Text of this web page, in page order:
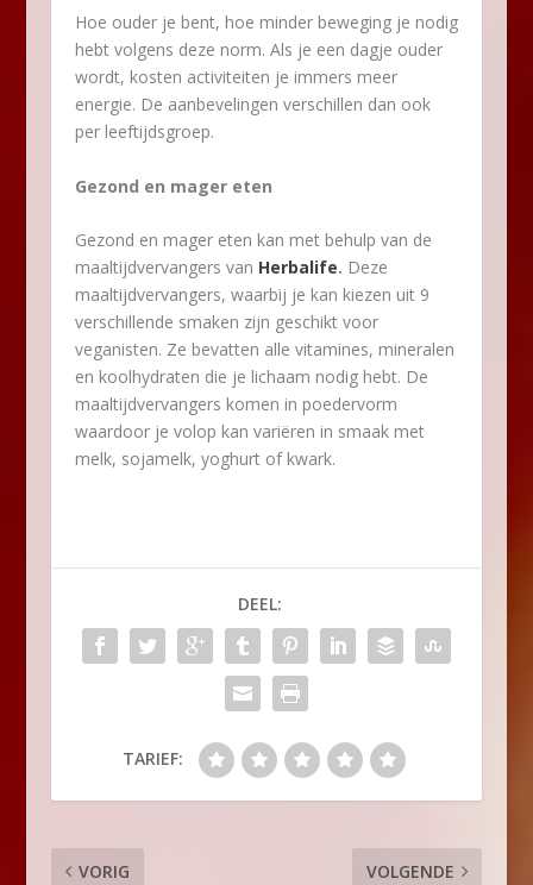
Hoe ouder je bent, hoe minder beweging je nodig
hebt volgens deze norm. Als je een dagje ouder
wordt, kosten activiteiten je immers meer
energie. De aanbevelingen verschillen dan ook
per leeftijdsgroep.
Gezond en mager eten
Gezond en mager eten kan met behulp van de
maaltijdvervangers van Herbalife. Deze
maaltijdvervangers, waarbij je kan kiezen uit 9
verschillende smaken zijn geschikt voor
veganisten. Ze bevatten alle vitamines, mineralen
en koolhydraten die je lichaam nodig hebt. De
maaltijdvervangers komen in poedervorm
waardoor je volop kan variëren in smaak met
melk, sojamelk, yoghurt of kwark.
DEEL:
TARIEF:
VORIG VOLGENDE